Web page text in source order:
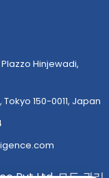
Hinjewadi,
150-0011, Japan